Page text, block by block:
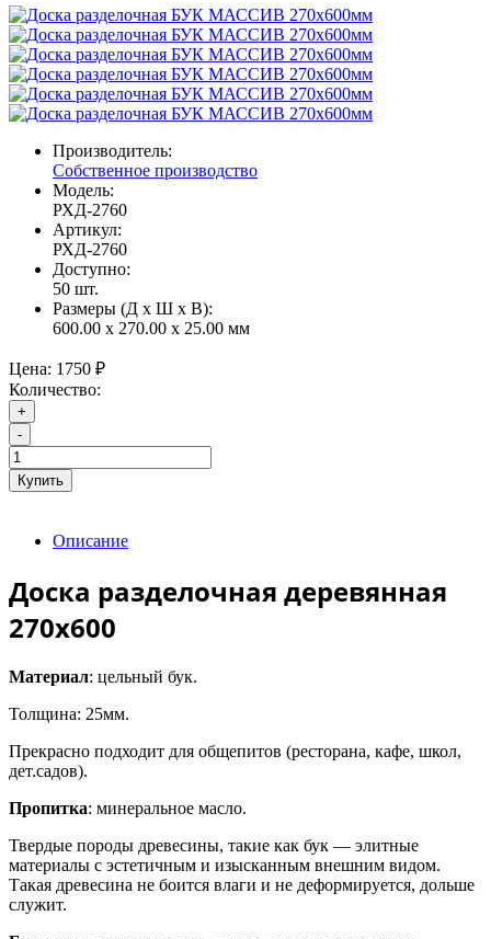
Производитель:
Собственное производство
Модель:
РХД-2760
Артикул:
РХД-2760
Доступно:
50 шт.
Размеры (Д x Ш x В):
600.00 x 270.00 x 25.00 мм
Цена: 1750 ₽
Количество:
+
-
Купить
Описание
Доска разделочная деревянная
270х600
Материал: цельный бук.
Толщина: 25мм.
Прекрасно подходит для общепитов (ресторана, кафе, школ,
дет.садов).
Пропитка: минеральное масло.
Твердые породы древесины, такие как бук — элитные
материалы с эстетичным и изысканным внешним видом.
Такая древесина не боится влаги и не деформируется, дольше
служит.